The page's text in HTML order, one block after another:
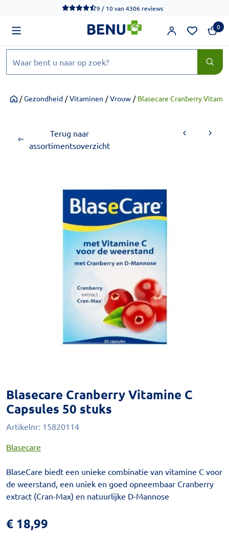
We werken momenteel hard aan het verbeteren van de
9 / 10van 4306 reviews
0
Home
/ Gezondheid / Vitaminen / Vrouw / Blasecare Cranberry
Terug naar
assortimentsoverzicht
Blasecare Cranberry Vitamine C
Capsules 50 stuks
Artikelnr: 15820114
Blasecare
BlaseCare biedt een unieke combinatie van vitamine C voor
de weerstand, een uniek en goed opneembaar Cranberry
extract (Cran-Max) en natuurlijke D-Mannose
€ 18,99